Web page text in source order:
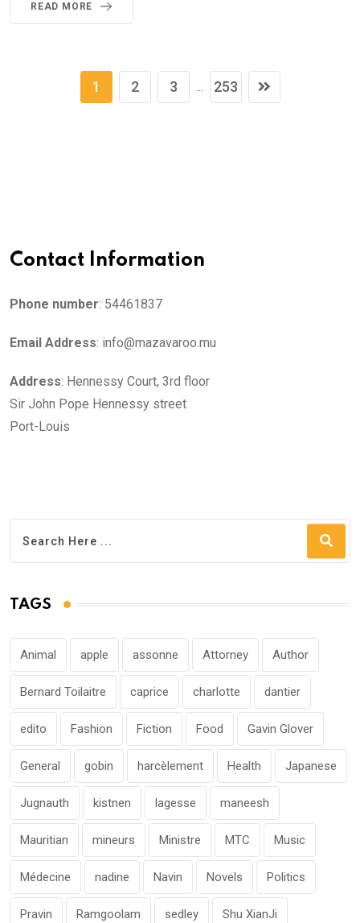
READ MORE
1 2 3 ... 253
Contact Information
Phone number: 54461837
Email Address: info@mazavaroo.mu
Address: Hennessy Court, 3rd floor
Sir John Pope Hennessy street
Port-Louis
TAGS
Animal apple assonne Attorney Author
Bernard Toilaitre caprice charlotte dantier
edito Fashion Fiction Food Gavin Glover
General gobin harcèlement Health Japanese
Jugnauth kistnen lagesse maneesh
Mauritian mineurs Ministre MTC Music
Médecine nadine Navin Novels Politics
Pravin Ramgoolam sedley Shu XianJi